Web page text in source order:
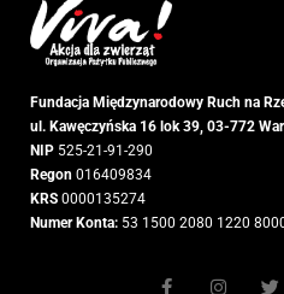
Fundacja Międzynarodowy Ruch na
ul. Kawęczyńska 16 lok39, 03-772
NIP 525-21-91-290
Regon 016409834
KRS 0000135274
Numer Konta: 53 1500 2080 1220
a n w